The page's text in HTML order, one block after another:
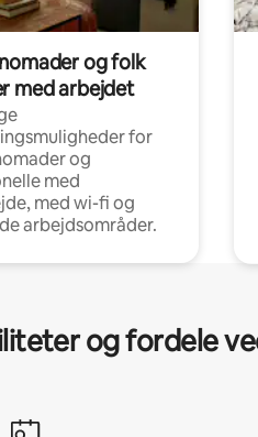
og folk
med arbejdet
for
og
med
med wi-fi og
arbejdsområder.
og fordele